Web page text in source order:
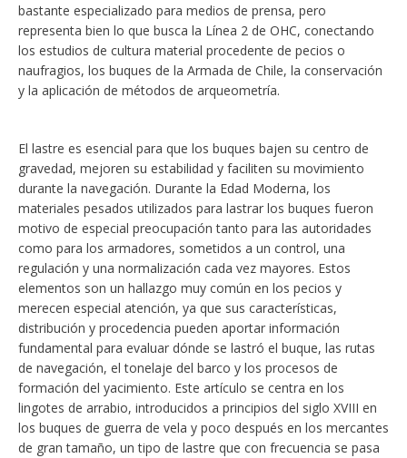
bastante especializado para medios de prensa, pero
representa bien lo que busca la Línea 2 de OHC, conectando
los estudios de cultura material procedente de pecios o
naufragios, los buques de la Armada de Chile, la conservación
y la aplicación de métodos de arqueometría.
El lastre es esencial para que los buques bajen su centro de
gravedad, mejoren su estabilidad y faciliten su movimiento
durante la navegación. Durante la Edad Moderna, los
materiales pesados utilizados para lastrar los buques fueron
motivo de especial preocupación tanto para las autoridades
como para los armadores, sometidos a un control, una
regulación y una normalización cada vez mayores. Estos
elementos son un hallazgo muy común en los pecios y
merecen especial atención, ya que sus características,
distribución y procedencia pueden aportar información
fundamental para evaluar dónde se lastró el buque, las rutas
de navegación, el tonelaje del barco y los procesos de
formación del yacimiento. Este artículo se centra en los
lingotes de arrabio, introducidos a principios del siglo XVIII en
los buques de guerra de vela y poco después en los mercantes
de gran tamaño, un tipo de lastre que con frecuencia se pasa